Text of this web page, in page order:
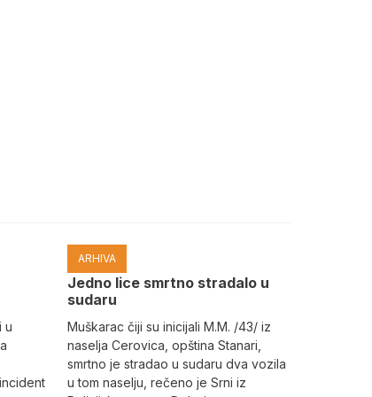
u
ARHIVA
Јedno lice smrtno stradalo u
sudaru
Muškarac čiji su inicijali M.M. /43/ iz
naselja Cerovica, opština Stanari,
smrtno je stradao u sudaru dva vozila
u tom naselju, rečeno je Srni iz